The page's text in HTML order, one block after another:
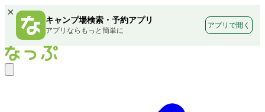
×
キャンプ場検索・予約アプリ
アプリならもっと簡単に
アプリで開く